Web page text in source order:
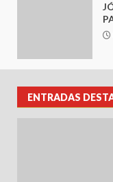
ENTRADAS